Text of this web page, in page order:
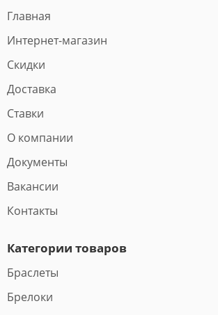
Главная
Интернет-магазин
Скидки
Доставка
Ставки
О компании
Документы
Вакансии
Контакты
Категории товаров
Браслеты
Брелоки